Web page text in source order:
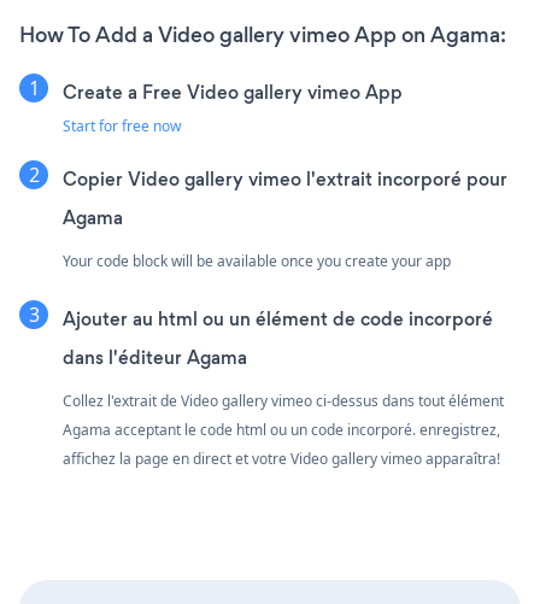
How To Add a Video gallery vimeo App on Agama:
Create a Free Video gallery vimeo App
Start for free now
Copier Video gallery vimeo l'extrait incorporé pour
Agama
Your code block will be available once you create your app
Ajouter au html ou un élément de code incorporé
dans l'éditeur Agama
Collez l'extrait de Video gallery vimeo ci-dessus dans tout élément
Agama acceptant le code html ou un code incorporé. enregistrez,
affichez la page en direct et votre Video gallery vimeo apparaîtra!